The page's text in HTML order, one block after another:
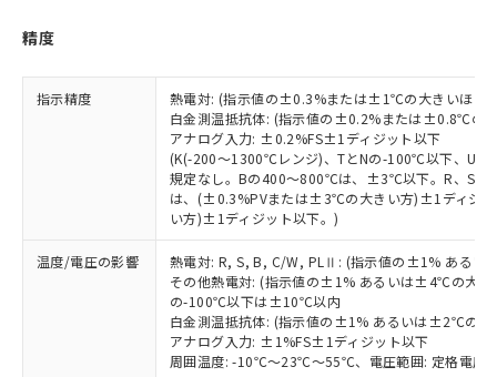
精度
指示精度
熱電対: (指示値の±0.3%または±1℃の大きいほう
白金測温抵抗体: (指示値の±0.2%または±0.8℃の
アナログ入力: ±0.2%FS±1ディジット以下
(K(-200～1300℃レンジ)、TとNの-100℃以下、U
規定なし。Bの400～800℃は、±3℃以下。R、S
は、(±0.3%PVまたは±3℃の大きい方)±1ディジ
い方)±1ディジット以下。)
温度/電圧の影響
熱電対: R, S, B, C/W, PLⅡ: (指示値の±1% ある
その他熱電対: (指示値の±1% あるいは±4℃の大き
の-100℃以下は±10℃以内
白金測温抵抗体: (指示値の±1% あるいは±2℃の大
アナログ入力: ±1%FS±1ディジット以下
周囲温度: -10℃～23℃～55℃、電圧範囲: 定格電圧
また、RoHS指令のフタル酸エステル類４
物質の対応では、対応完了までの期間は出
荷製品に未対応品が混在することから備考
欄に対応日を記載しておりました。
既に当社にて対応品への在庫切替を完了
していることから、特段のことがない限
り、2022年1月12日より割愛しておりま